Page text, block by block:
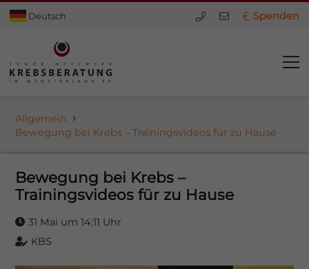
Deutsch Spenden
Allgemein
Bewegung bei Krebs – Trainingsvideos für zu Hause
Bewegung bei Krebs –
Trainingsvideos für zu Hause
31 Mai um 14:11 Uhr
KBS